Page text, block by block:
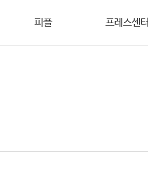
피플 프레스센터